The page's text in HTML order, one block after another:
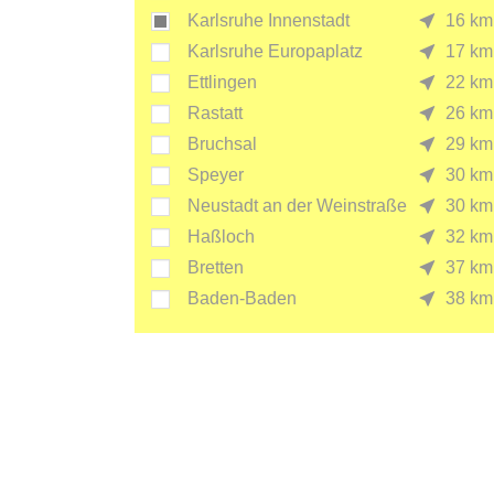
Karlsruhe Innenstadt
16 km
Karlsruhe Europaplatz
17 km
Ettlingen
22 km
Rastatt
26 km
Bruchsal
29 km
Speyer
30 km
Neustadt an der Weinstraße
30 km
Haßloch
32 km
Bretten
37 km
Baden-Baden
38 km